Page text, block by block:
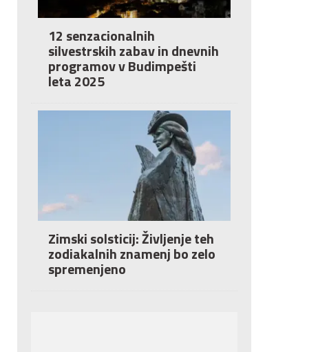
12 senzacionalnih
silvestrskih zabav in dnevnih
programov v Budimpešti
leta 2025
Zimski solsticij: Življenje teh
zodiakalnih znamenj bo zelo
spremenjeno